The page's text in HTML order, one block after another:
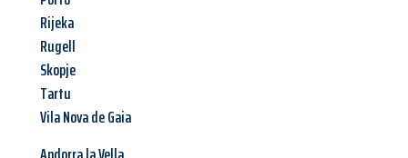
Rijeka
Rugell
Skopje
Tartu
Vila Nova de Gaia